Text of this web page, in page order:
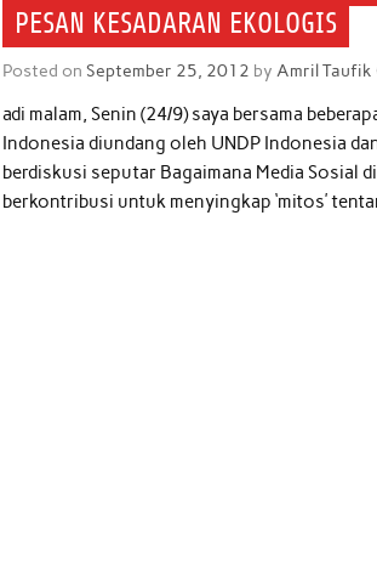
PESAN KESADARAN EKOLOGIS
Posted onSeptember 25, 2012 byAmril Taufik
adi malam, Senin (24/9) saya bersama
Indonesia diundang oleh UNDP Indonesia
berdiskusi seputar Bagaimana Media Sosial
berkontribusi untuk menyingkap ‘mitos’